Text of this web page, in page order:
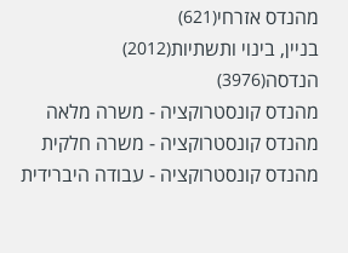
סוג משרה אקדמאים ללא ניסיון,
משרה מלאה
מיקום
לפני חודש
מהנדס אזרחי(621)
בניין, בינוי ותשתיות(2012)
הנדסה(3976)
מהנדס קונסטרוקציה - משרה מלאה
מהנדס קונסטרוקציה - משרה חלקית
מהנדס קונסטרוקציה - עבודה היברידית